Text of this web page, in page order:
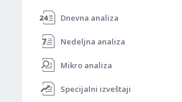
Dnevna analiza
Nedeljna analiza
Mikro analiza
Specijalni izveštaji